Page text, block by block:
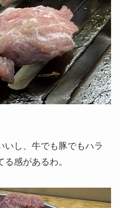
いし、牛でも豚でもハラ
感があるわ。